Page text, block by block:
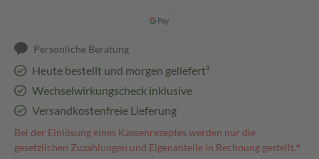
Persönliche Beratung
Heute bestellt und morgen geliefert³
Wechselwirkungscheck inklusive
Versandkostenfreie Lieferung
Bei der Einlösung eines Kassenrezeptes werden nur die
gesetzlichen Zuzahlungen und Eigenanteile in Rechnung gestellt.⁴